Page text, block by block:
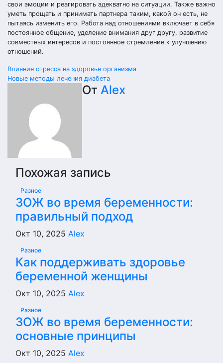
свои эмоции и реагировать адекватно на ситуации. Также важно
уметь прощать и принимать партнера таким, какой он есть, не
пытаясь изменить его. Работа над отношениями включает в себя
постоянное общение, уделение внимания друг другу, развитие
совместных интересов и постоянное стремление к улучшению
отношений.
Навигация
записям
Влияние стресса на здоровье организма
Новые методы лечения диабета
От Alex
Похожая запись
Разное
ЗОЖ во время беременности:
правильный подход
Окт 10, 2025 Alex
Разное
Как поддерживать здоровье
беременной женщины
Окт 10, 2025 Alex
Разное
ЗОЖ во время беременности:
основные принципы
Окт 10, 2025 Alex